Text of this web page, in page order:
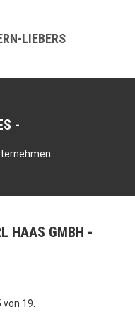
LIEBERS
HAAS GMBH
19.